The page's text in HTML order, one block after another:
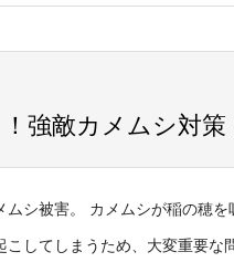
強敵カメムシ対
ムシ被害。 カメムシが稲の穂
こしてしまうため、大変重要